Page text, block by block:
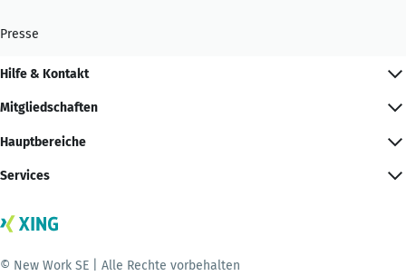
Presse
Hilfe & Kontakt
Mitgliedschaften
Hauptbereiche
Services
© New Work SE | Alle Rechte vorbehalten